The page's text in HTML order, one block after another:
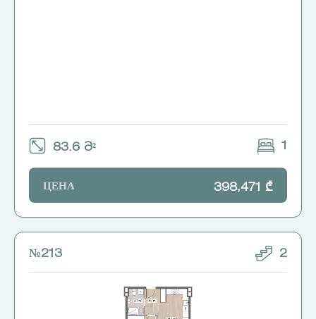
83.6 Მ² 1
ЦЕНА 398,471 ₾
№213 2